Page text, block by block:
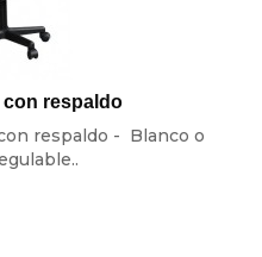
con respaldo
respaldo - Blanco o